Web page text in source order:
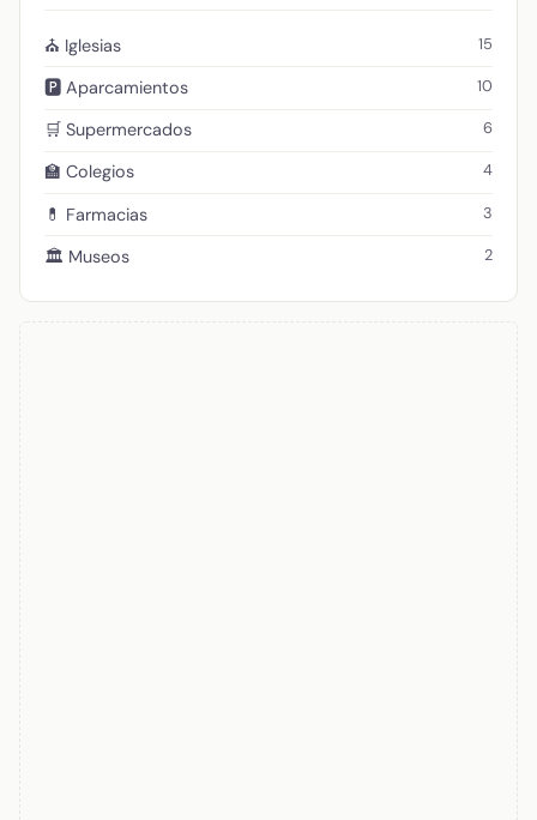
⛪ Iglesias 15
🅿️ Aparcamientos 10
🛒 Supermercados 6
🏫 Colegios 4
💊 Farmacias 3
🏛️ Museos 2